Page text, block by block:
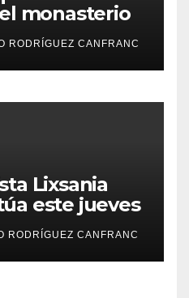
monasterio
de la
de
RODRÍGUEZ CANFRANC
Lixsania
este jueves
en
Cañada
RODRÍGUEZ CANFRANC